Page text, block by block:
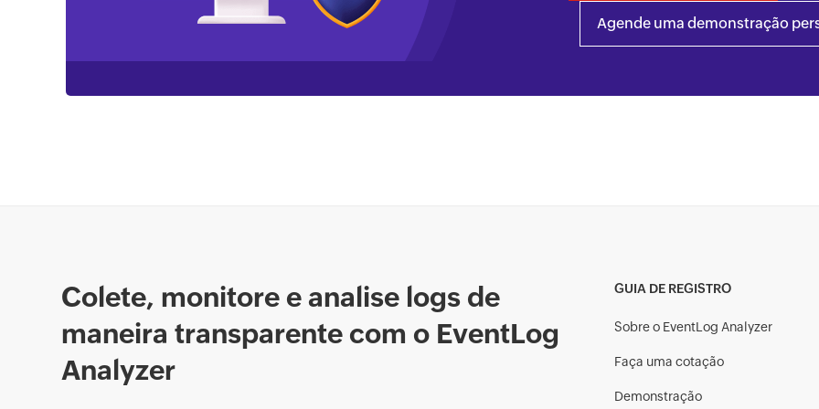
Agende uma demonstração
Colete, monitore e analise logs de
maneira transparente com o EventLog
Analyzer
GUIA DE REGISTRO
Sobre o EventLog Analyzer
Faça uma cotação
Demonstração